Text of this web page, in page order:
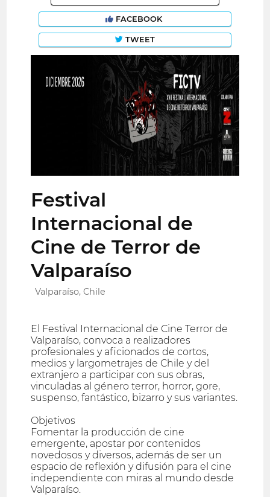
FACEBOOK
TWEET
Festival
Internacional de
Cine de Terror de
Valparaíso
Valparaíso, Chile
El Festival Internacional de Cine Terror de
Valparaíso, convoca a realizadores
profesionales y aficionados de cortos,
medios y largometrajes de Chile y del
extranjero a participar con sus obras,
vinculadas al género terror, horror, gore,
suspenso, fantástico, bizarro y sus variantes.
Objetivos
Fomentar la producción de cine
emergente, apostar por contenidos
novedosos y diversos, además de ser un
espacio de reflexión y difusión para el cine
independiente con miras al mundo desde
Valparaíso.